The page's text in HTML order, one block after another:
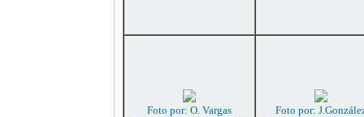
Foto por: O. Vargas
Foto por: